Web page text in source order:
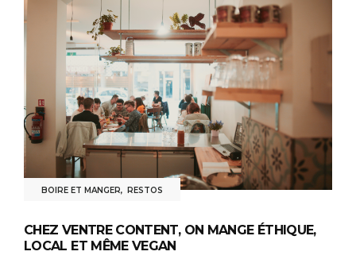
BOIRE ET MANGER, RESTOS
CHEZ VENTRE CONTENT, ON MANGE ÉTHIQUE,
LOCAL ET MÊME VEGAN